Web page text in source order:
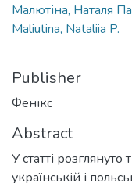
Малютіна, Наталя
Maliutina, Nataliia P.
Publisher
Фенікс
Abstract
У статті
українській і